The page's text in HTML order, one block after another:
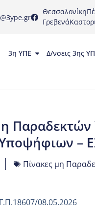
Θεσσαλονίκη
Γρεβενά
3η ΥΠΕ Δ/νσεις 3ης
–
Πίνακες μη
08.05.2026